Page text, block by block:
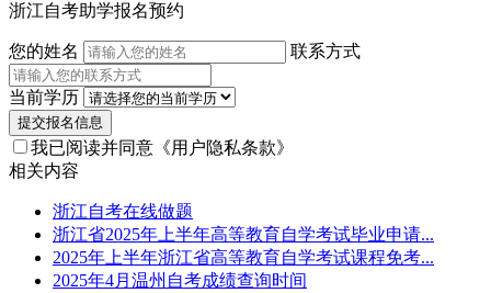
浙江自考助学报名预约
您的姓名 联系方式
当前学历
提交报名信息
我已阅读并同意 《用户隐私条款》
相关内容
浙江自考在线做题
浙江省2025年上半年高等教育自学考试毕业申请...
2025年上半年浙江省高等教育自学考试课程免考...
2025年4月温州自考成绩查询时间